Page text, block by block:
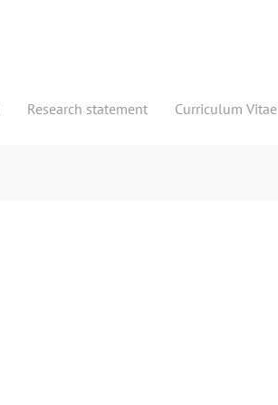
Research statement Curriculum Vitae